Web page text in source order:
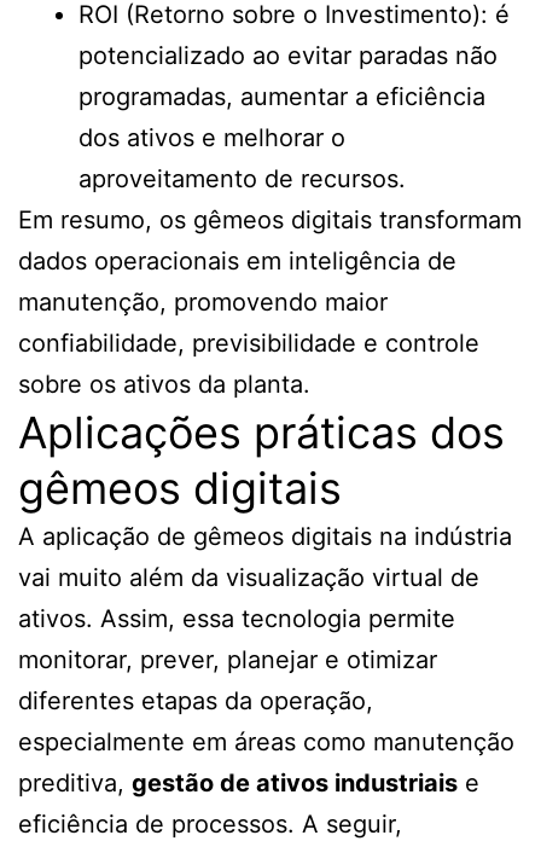
ROI (Retorno sobre o Investimento): é
potencializado ao evitar paradas não
programadas, aumentar a eficiência
dos ativos e melhorar o
aproveitamento de recursos.
Em resumo, os gêmeos digitais transformam
dados operacionais em inteligência de
manutenção, promovendo maior
confiabilidade, previsibilidade e controle
sobre os ativos da planta.
Aplicações práticas dos
gêmeos digitais
A aplicação de gêmeos digitais na indústria
vai muito além da visualização virtual de
ativos. Assim, essa tecnologia permite
monitorar, prever, planejar e otimizar
diferentes etapas da operação,
especialmente em áreas como manutenção
preditiva, gestão de ativos industriais e
eficiência de processos. A seguir,